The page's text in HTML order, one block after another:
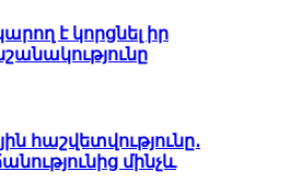
է կորցնել իր
հաշվետվությունը․
մինչև